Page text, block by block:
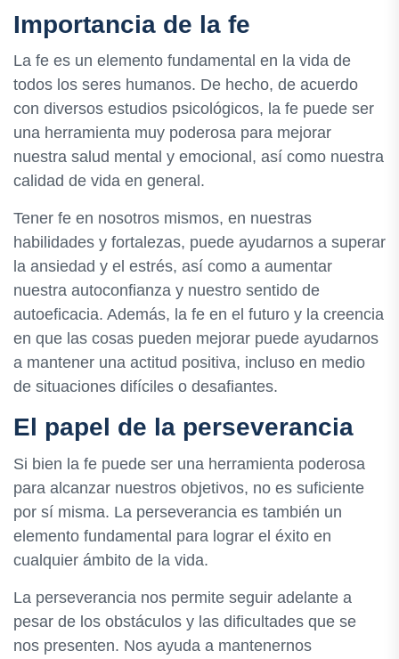
Importancia de la fe
La fe es un elemento fundamental en la vida de
todos los seres humanos. De hecho, de acuerdo
con diversos estudios psicológicos, la fe puede ser
una herramienta muy poderosa para mejorar
nuestra salud mental y emocional, así como nuestra
calidad de vida en general.
Tener fe en nosotros mismos, en nuestras
habilidades y fortalezas, puede ayudarnos a superar
la ansiedad y el estrés, así como a aumentar
nuestra autoconfianza y nuestro sentido de
autoeficacia. Además, la fe en el futuro y la creencia
en que las cosas pueden mejorar puede ayudarnos
a mantener una actitud positiva, incluso en medio
de situaciones difíciles o desafiantes.
El papel de la perseverancia
Si bien la fe puede ser una herramienta poderosa
para alcanzar nuestros objetivos, no es suficiente
por sí misma. La perseverancia es también un
elemento fundamental para lograr el éxito en
cualquier ámbito de la vida.
La perseverancia nos permite seguir adelante a
pesar de los obstáculos y las dificultades que se
nos presenten. Nos ayuda a mantenernos